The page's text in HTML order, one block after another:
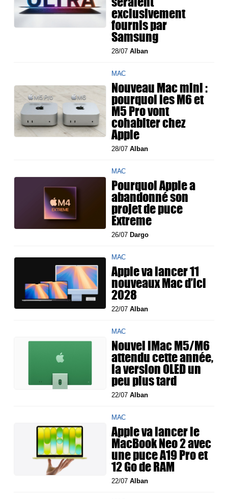
exclusivement
fournis par
Samsung
28/07Alban
MAC
Nouveau Mac mini :
pourquoi les M6 et
M5 Pro vont
cohabiter chez
Apple
28/07Alban
MAC
Pourquoi Apple a
abandonné son
projet de puce
Extreme
26/07 Dargo
MAC
Apple va lancer 11
nouveaux Mac d’ici
2028
22/07Alban
MAC
Nouvel iMac M5/M6
attendu cette année,
la version OLED un
peu plus tard
22/07Alban
MAC
Apple va lancer le
MacBook Neo 2 avec
une puce A19 Pro et
12 Go de RAM
22/07Alban